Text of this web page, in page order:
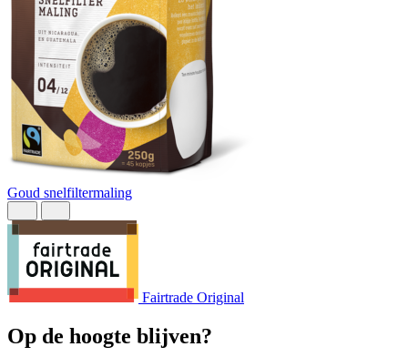
Goud snelfiltermaling
Fairtrade Original
Op de hoogte blijven?